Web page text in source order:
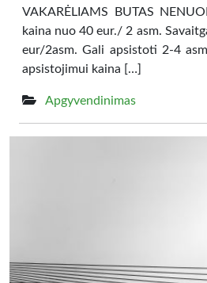
VAKARĖLIAMS BUTAS
kaina nuo 40 eur./ 2 asm.
eur/2asm. Gali apsistoti 2-4
apsistojimui kaina […]
Apgyvendinimas